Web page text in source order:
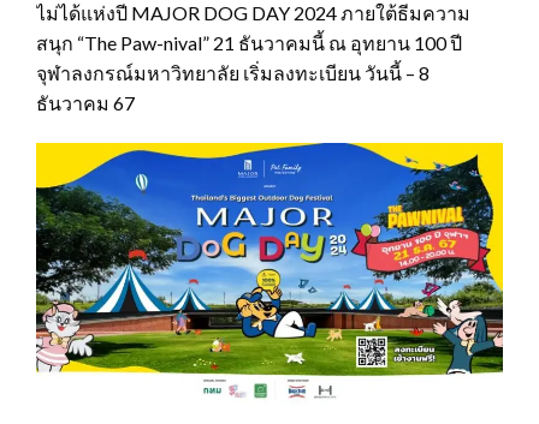
ไม่ได้แห่งปี MAJOR DOG DAY 2024 ภายใต้ธีมความ
สนุก “The Paw-nival” 21 ธันวาคมนี้ ณ อุทยาน 100 ปี
จุฬาลงกรณ์มหาวิทยาลัย เริ่มลงทะเบียน วันนี้ – 8
ธันวาคม 67